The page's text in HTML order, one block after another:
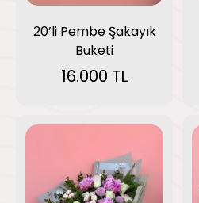
20’li Pembe Şakayık
Buketi
16.000 TL